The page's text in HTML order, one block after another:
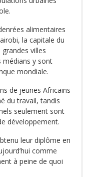
alimentaires
la capitale du
villes
médians y sont
mondiale.
de jeunes Africains
du travail, tandis
seulement sont
développement.
leur diplôme en
comme
à peine de quoi